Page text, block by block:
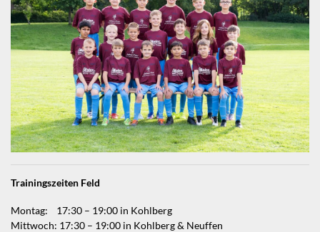
Trainingszeiten Feld
Montag: 17:30 – 19:00 in Kohlberg
Mittwoch: 17:30 – 19:00 in Kohlberg & Neuffen